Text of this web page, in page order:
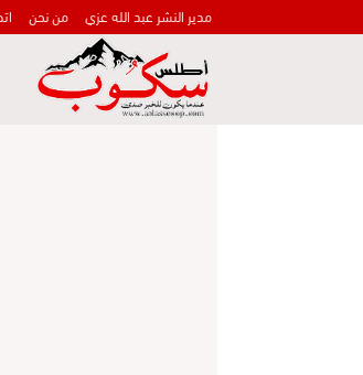
مدير النشر عبد الله عزي من نحن